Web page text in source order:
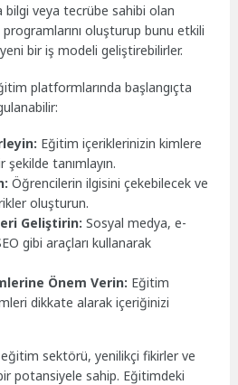
bilgi veya tecrübe sahibi olan
oluşturup bunu etkili
bir iş modeli geliştirebilirler.
platformlarında başlangıçta
Eğitim içeriklerinizin kimlere
tanımlayın.
Öğrencilerin ilgisini çekebilecek ve
oluşturun.
Geliştirin: Sosyal medya, e-
gibi araçları kullanarak
Önem Verin: Eğitim
dikkate alarak içeriğinizi
sektörü, yenilikçi fikirler ve
potansiyele sahip. Eğitimdeki